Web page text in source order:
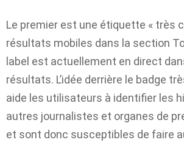
Le premier est une étiquette « très
résultats mobiles dans la section
label est actuellement en direct
résultats. L’idée derrière le badge
aide les utilisateurs à identifier les
autres journalistes et organes de
et sont donc susceptibles de faire